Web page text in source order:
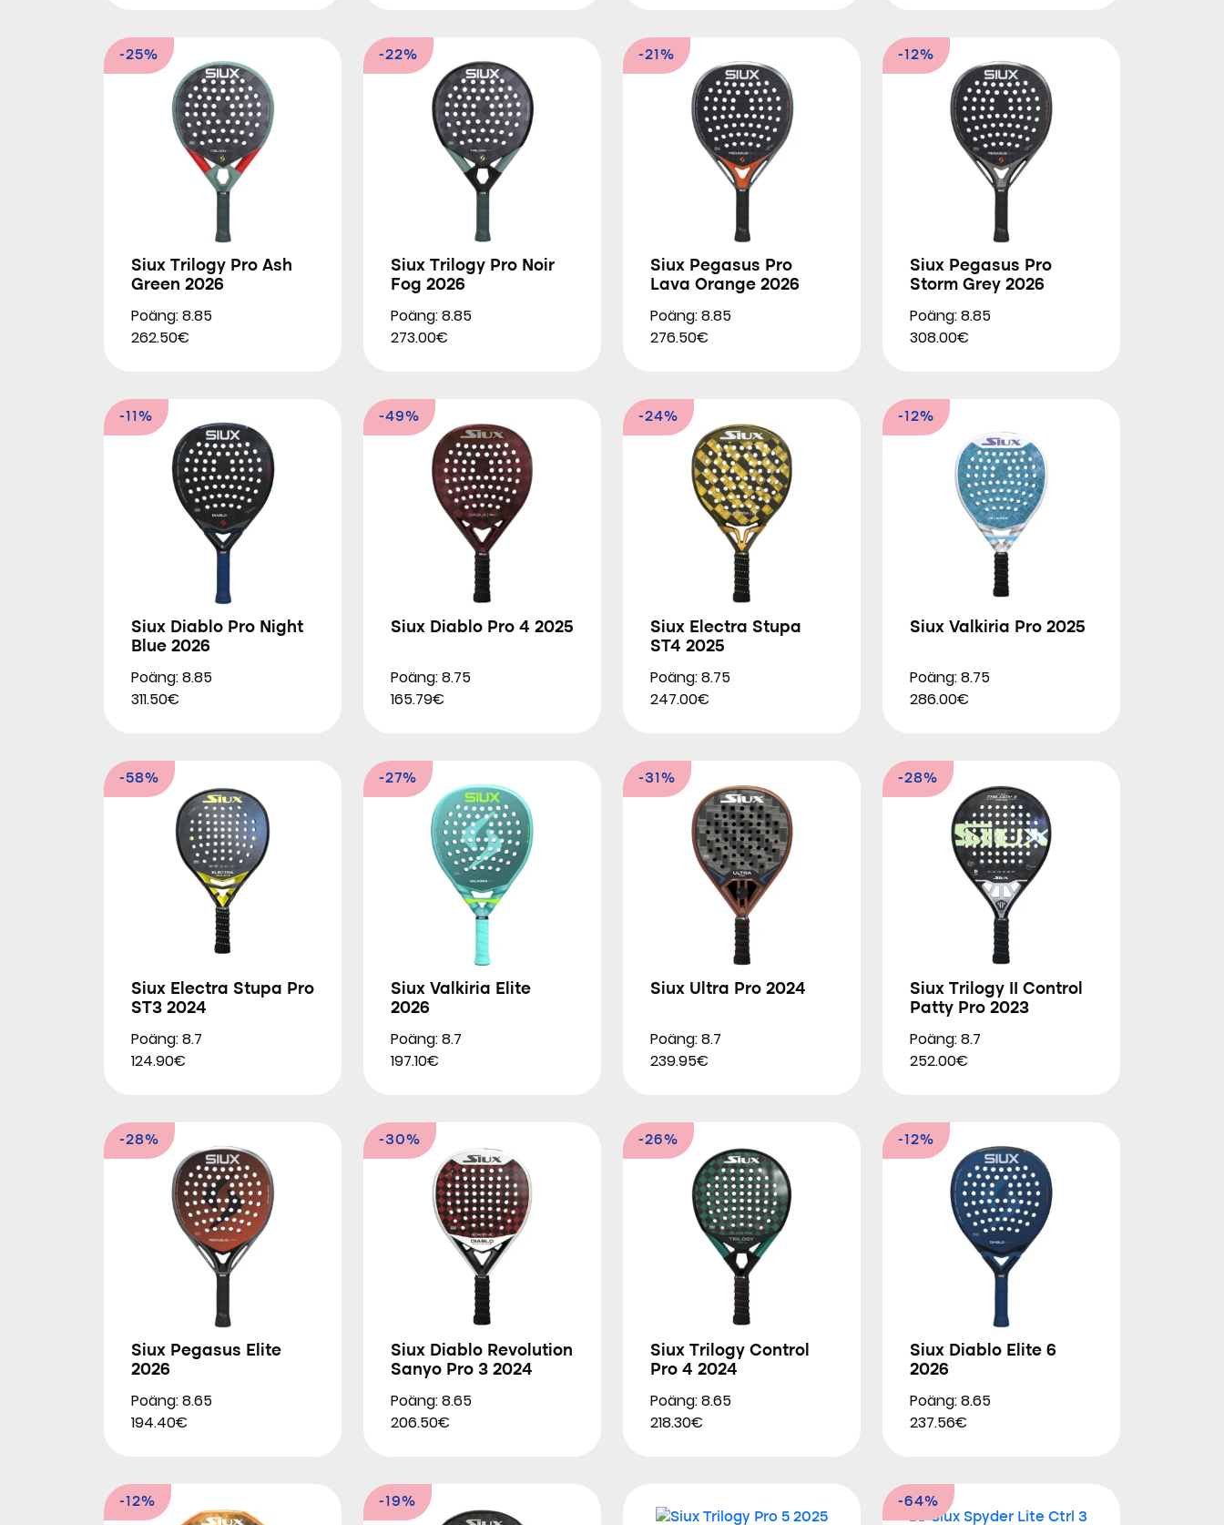
-25%
Siux Trilogy Pro Ash
Green 2026
Poäng: 8.85
262.50€
-22%
Siux Trilogy Pro Noir
Fog 2026
Poäng: 8.85
273.00€
-21%
Siux Pegasus Pro
Lava Orange 2026
Poäng: 8.85
276.50€
-12%
Siux Pegasus Pro
Storm Grey 2026
Poäng: 8.85
308.00€
-11%
Siux Diablo Pro Night
Blue 2026
Poäng: 8.85
311.50€
-49%
Siux Diablo Pro 4 2025
Poäng: 8.75
165.79€
-24%
Siux Electra Stupa
ST4 2025
Poäng: 8.75
247.00€
-12%
Siux Valkiria Pro 2025
Poäng: 8.75
286.00€
-58%
Siux Electra Stupa Pro
ST3 2024
Poäng: 8.7
124.90€
-27%
Siux Valkiria Elite
2026
Poäng: 8.7
197.10€
-31%
Siux Ultra Pro 2024
Poäng: 8.7
239.95€
-28%
Siux Trilogy II Control
Patty Pro 2023
Poäng: 8.7
252.00€
-28%
Siux Pegasus Elite
2026
Poäng: 8.65
194.40€
-30%
Siux Diablo Revolution
Sanyo Pro 3 2024
Poäng: 8.65
206.50€
-26%
Siux Trilogy Control
Pro 4 2024
Poäng: 8.65
218.30€
-12%
Siux Diablo Elite 6
2026
Poäng: 8.65
237.56€
-12% -19% -64%